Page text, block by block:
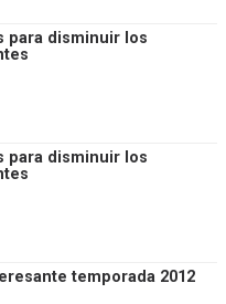
para disminuir los
para disminuir los
temporada 2012